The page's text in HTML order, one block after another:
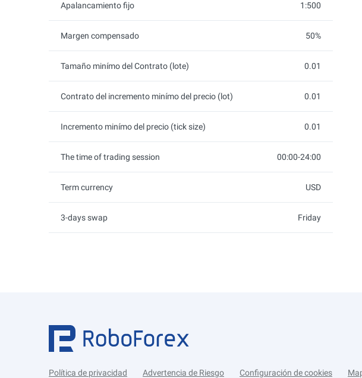
Apalancamiento fijo 1:500
Margen compensado 50%
Tamaño minímo del Contrato (lote) 0.01
Contrato del incremento minímo del precio (lot) 0.01
Incremento minímo del precio (tick size) 0.01
The time of trading session 00:00-24:00
Term currency USD
3-days swap Friday
Política de privacidad Advertencia de Riesgo Configuración de cookies